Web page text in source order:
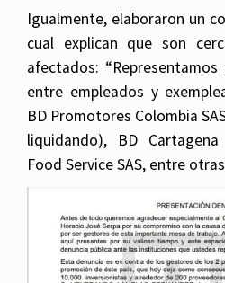
Igualmente, elaboraron un
cual explican que son
afectados:
entre empleados y
BD Promotores Colombia
liquidando), BD
Food Service SAS, entre